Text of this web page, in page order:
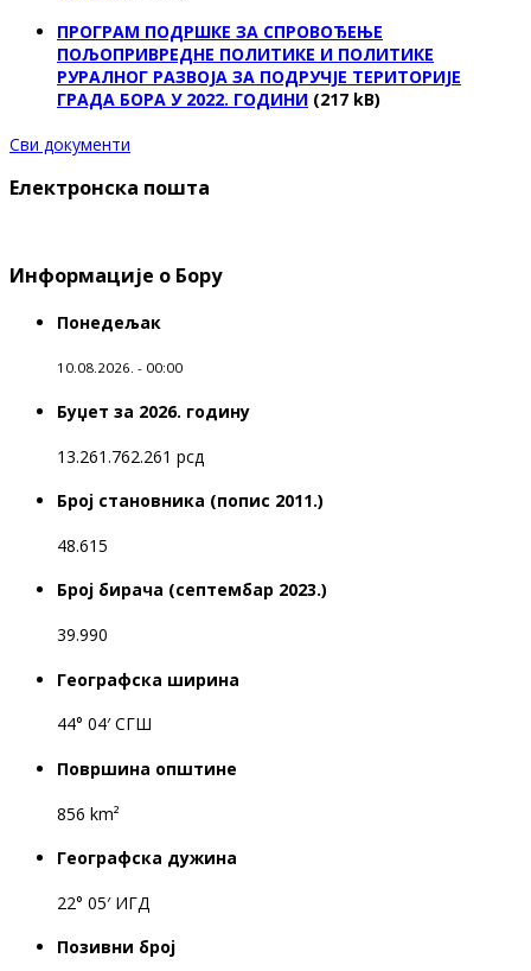
ПРОГРАМ ПОДРШКЕ ЗА СПРОВОЂЕЊЕ
ПОЉОПРИВРЕДНЕ ПОЛИТИКЕ И ПОЛИТИКЕ
РУРАЛНОГ РАЗВОЈА ЗА ПОДРУЧЈЕ ТЕРИТОРИЈЕ
ГРАДА БОРА У 2022. ГОДИНИ (217 kB)
Сви документи
Електронска пошта
Информације о Бору
Понедељак
10.08.2026. - 00:00
Буџет за 2026. годину
13.261.762.261 рсд
Број становника (попис 2011.)
48.615
Број бирача (септембар 2023.)
39.990
Географска ширина
44° 04′ СГШ
Површина општине
856 km²
Географска дужина
22° 05′ ИГД
Позивни број